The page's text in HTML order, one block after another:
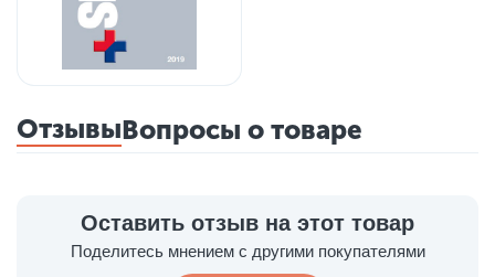
ОтзывыВопросы о товаре
Оставить отзыв на этот товар
Поделитесь мнением с другими покупателями